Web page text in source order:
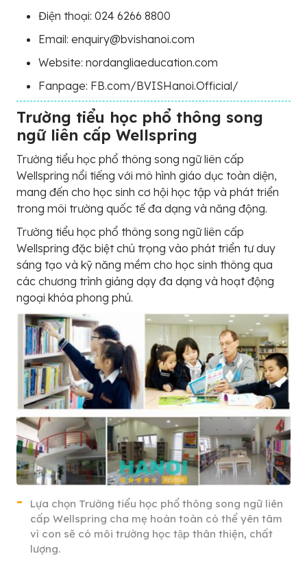
Điện thoại: 024 6266 8800
Email: enquiry@bvishanoi.com
Website: nordangliaeducation.com
Fanpage: FB.com/BVISHanoi.Official/
Trường tiểu học phổ thông song
ngữ liên cấp Wellspring
Trường tiểu học phổ thông song ngữ liên cấp
Wellspring nổi tiếng với mô hình giáo dục toàn diện,
mang đến cho học sinh cơ hội học tập và phát triển
trong môi trường quốc tế đa dạng và năng động.
Trường tiểu học phổ thông song ngữ liên cấp
Wellspring đặc biệt chú trọng vào phát triển tư duy
sáng tạo và kỹ năng mềm cho học sinh thông qua
các chương trình giảng dạy đa dạng và hoạt động
ngoại khóa phong phú.
Lựa chọn Trường tiểu học phổ thông song ngữ liên
cấp Wellspring cha mẹ hoàn toàn có thể yên tâm
vì con sẽ có môi trường học tập thân thiện, chất
lượng.